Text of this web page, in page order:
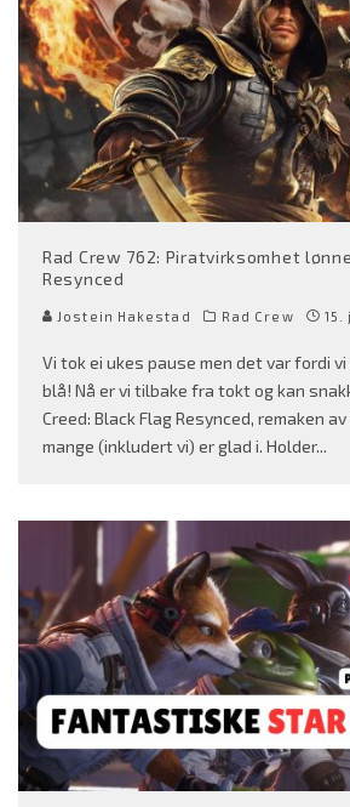
Rad Crew 762: Piratvirksomhet
Resynced
Jostein Hakestad Rad Crew 15.
Vi tok ei ukes pause men det var fordi
blå! Nå er vi tilbake fra tokt og kan
Creed: Black Flag Resynced, remaken
mange (inkludert vi) er glad i. Holder...